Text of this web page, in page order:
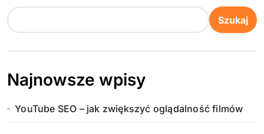
Szukaj
Najnowsze wpisy
YouTube SEO – jak zwiększyć oglądalność filmów